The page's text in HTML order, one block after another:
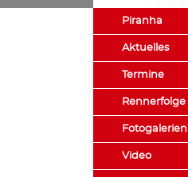
Piranha
Aktuelles
Termine
Rennerfolge
Fotogalerien
Video